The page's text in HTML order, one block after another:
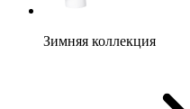
Зимняя коллекция